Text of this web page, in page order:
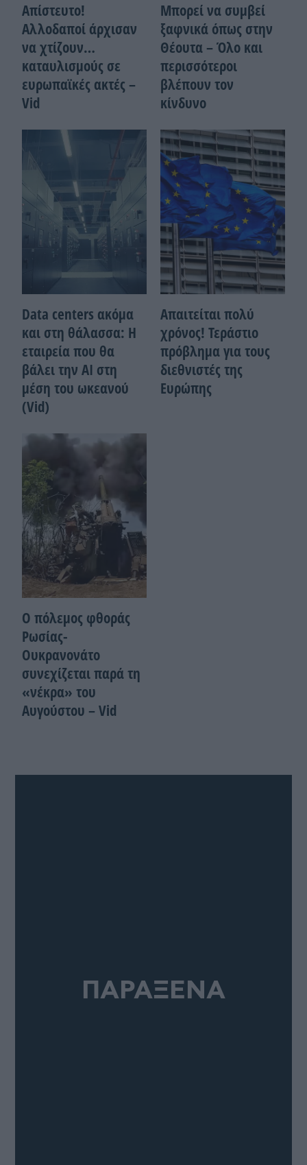
Απίστευτο!
Αλλοδαποί άρχισαν
να χτίζουν…
καταυλισμούς σε
ευρωπαϊκές ακτές –
Vid
Μπορεί να συμβεί
ξαφνικά όπως στην
Θέουτα – Όλο και
περισσότεροι
βλέπουν τον
κίνδυνο
Data centers ακόμα
και στη θάλασσα: Η
εταιρεία που θα
βάλει την ΑΙ στη
μέση του ωκεανού
(Vid)
Απαιτείται πολύ
χρόνος! Τεράστιο
πρόβλημα για τους
διεθνιστές της
Ευρώπης
Ο πόλεμος φθοράς
Ρωσίας-
Ουκρανονάτο
συνεχίζεται παρά τη
«νέκρα» του
Αυγούστου – Vid
ΠΑΡΑΞΕΝΑ